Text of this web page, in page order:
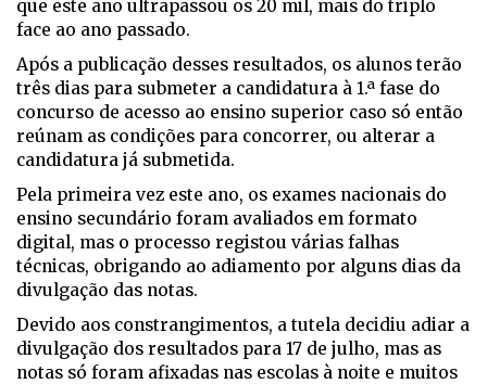
que este ano ultrapassou os 20 mil, mais do triplo
face ao ano passado.
Após a publicação desses resultados, os alunos terão
três dias para submeter a candidatura à 1.ª fase do
concurso de acesso ao ensino superior caso só então
reúnam as condições para concorrer, ou alterar a
candidatura já submetida.
Pela primeira vez este ano, os exames nacionais do
ensino secundário foram avaliados em formato
digital, mas o processo registou várias falhas
técnicas, obrigando ao adiamento por alguns dias da
divulgação das notas.
Devido aos constrangimentos, a tutela decidiu adiar a
divulgação dos resultados para 17 de julho, mas as
notas só foram afixadas nas escolas à noite e muitos